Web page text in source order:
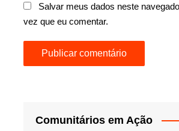
Salvar meus dados neste
vez que eu comentar.
Comunitários em Ação